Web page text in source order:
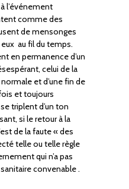
l’événement
comme des
de mensonges
au fil du temps.
en permanence d’un
celui de la
et d’une fin de
et toujours
triplent d’un ton
si le retour à la
de la faute « des
telle ou telle règle
qui n’a pas
convenable .